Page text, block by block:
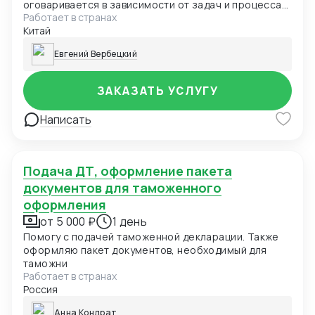
оговаривается в зависимости от задач и процесса
переговоров.
Работает в странах
Китай
Евгений Вербецкий
Написать
ЗАКАЗАТЬ УСЛУГУ
Подача ДТ, оформление пакета
документов для таможенного
оформления
от 5 000 ₽ 1 день
Помогу с подачей таможенной декларации. Также
оформляю пакет документов, необходимый для
таможни
Работает в странах
Россия
Анна Кондрат